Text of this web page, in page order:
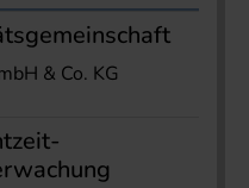
& Co. KG